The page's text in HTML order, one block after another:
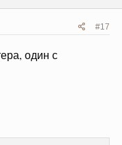
#17
один с